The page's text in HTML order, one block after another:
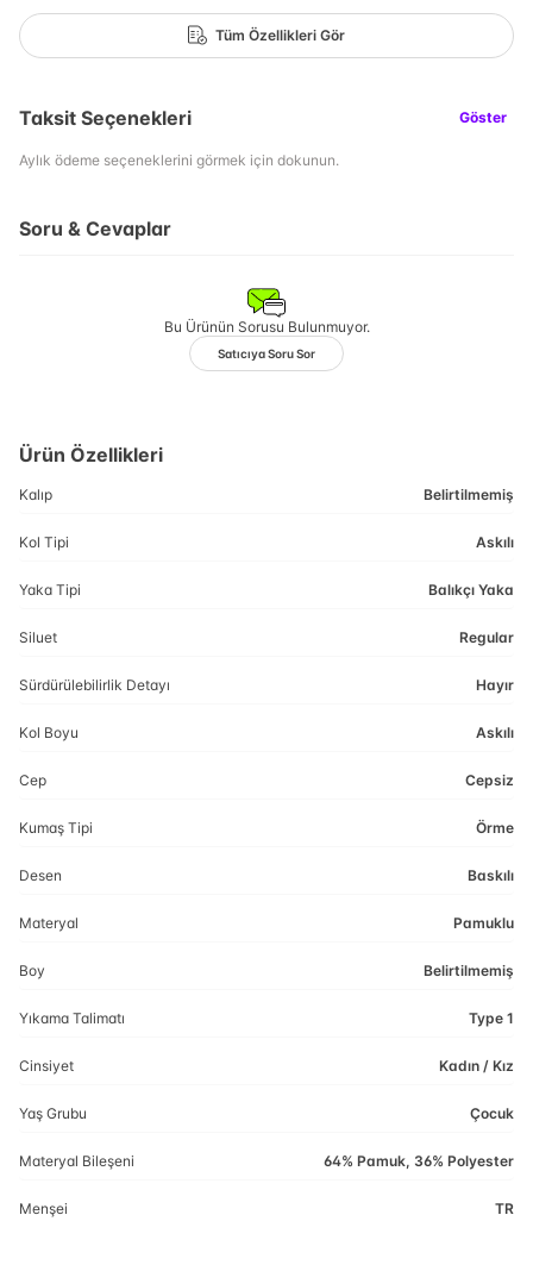
Tüm Özellikleri Gör
Taksit Seçenekleri Göster
Aylık ödeme seçeneklerini görmek için dokunun.
Soru & Cevaplar
Bu Ürünün Sorusu Bulunmuyor.
Satıcıya Soru Sor
Ürün Özellikleri
Kalıp Belirtilmemiş
Kol Tipi Askılı
Yaka Tipi Balıkçı Yaka
Siluet Regular
Sürdürülebilirlik Detayı Hayır
Kol Boyu Askılı
Cep Cepsiz
Kumaş Tipi Örme
Desen Baskılı
Materyal Pamuklu
Boy Belirtilmemiş
Yıkama Talimatı Type 1
Cinsiyet Kadın / Kız
Yaş Grubu Çocuk
Materyal Bileşeni 64% Pamuk, 36% Polyester
Menşei TR